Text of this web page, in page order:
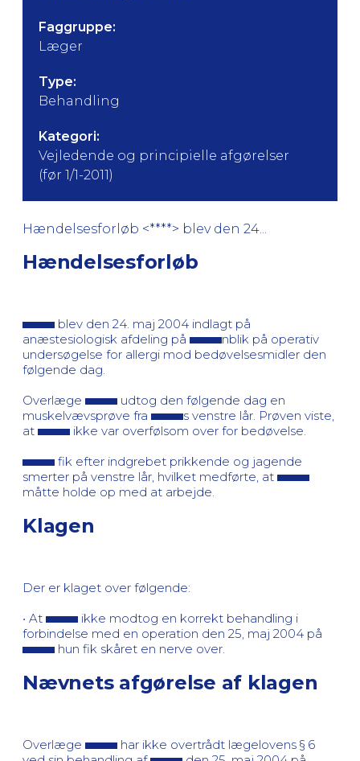
Faggruppe:
Læger
Type:
Behandling
Kategori:
Vejledende og principielle afgørelser
(før 1/1-2011)
Hændelsesforløb <****> blev den 24...
Hændelsesforløb
blev den 24. maj 2004 indlagt på
anæstesiologisk afdeling på
nblik på operativ
undersøgelse for allergi mod bedøvelsesmidler den
følgende dag.
Overlæge
udtog den følgende dag en
muskelvævsprøve fra
s venstre lår. Prøven viste,
at
ikke var overfølsom over for bedøvelse.
fik efter indgrebet prikkende og jagende
smerter på venstre lår, hvilket medførte, at
måtte holde op med at arbejde.
Klagen
Der er klaget over følgende:
• At
ikke modtog en korrekt behandling i
forbindelse med en operation den 25, maj 2004 på
hun fik skåret en nerve over.
Nævnets afgørelse af klagen
Overlæge
har ikke overtrådt lægelovens § 6